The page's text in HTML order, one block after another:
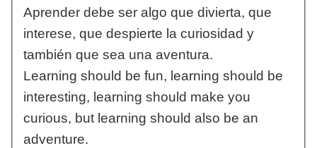
Aprender debe ser algo que divierta, que
interese, que despierte la curiosidad y
también que sea una aventura.
Learning should be fun, learning should be
interesting, learning should make you
curious, but learning should also be an
adventure.